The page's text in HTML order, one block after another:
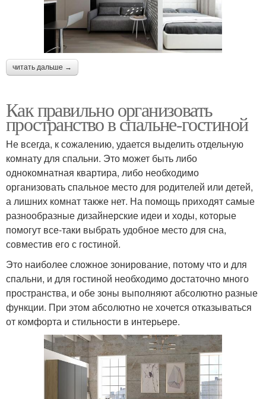
читать дальше →
Как правильно организовать
пространство в спальне-гостиной
Не всегда, к сожалению, удается выделить отдельную
комнату для спальни. Это может быть либо
однокомнатная квартира, либо необходимо
организовать спальное место для родителей или детей,
а лишних комнат также нет. На помощь приходят самые
разнообразные дизайнерские идеи и ходы, которые
помогут все-таки выбрать удобное место для сна,
совместив его с гостиной.
Это наиболее сложное зонирование, потому что и для
спальни, и для гостиной необходимо достаточно много
пространства, и обе зоны выполняют абсолютно разные
функции. При этом абсолютно не хочется отказываться
от комфорта и стильности в интерьере.